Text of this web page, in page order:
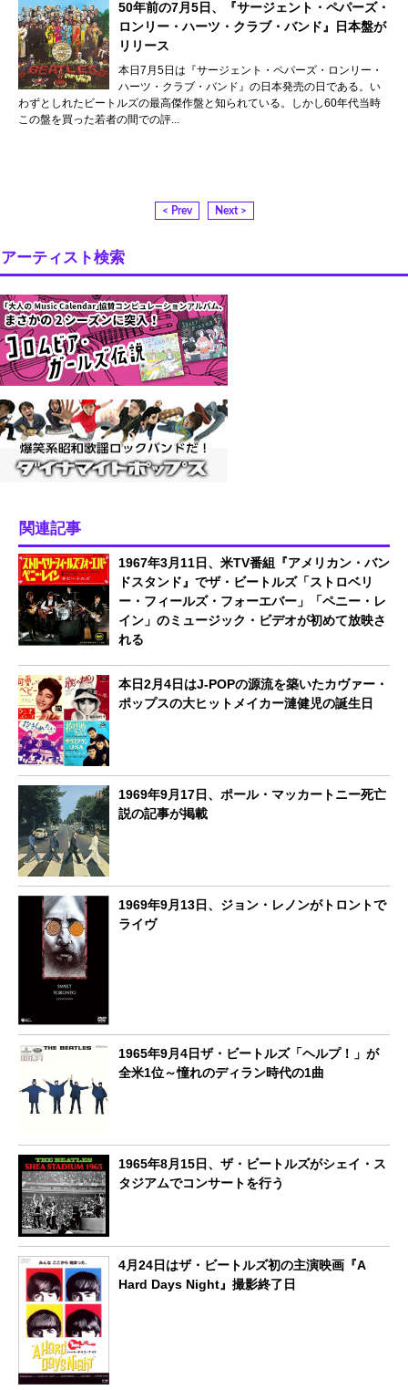
50年前の7月5日、『サージェント・ペパーズ・
ロンリー・ハーツ・クラブ・バンド』日本盤が
リリース
本日7月5日は『サージェント・ペパーズ・ロンリー・
ハーツ・クラブ・バンド』の日本発売の日である。い
わずとしれたビートルズの最高傑作盤と知られている。しかし60年代当時
この盤を買った若者の間での評...
< Prev Next >
アーティスト検索
関連記事
1967年3月11日、米TV番組『アメリカン・バン
ドスタンド』でザ・ビートルズ「ストロベリ
ー・フィールズ・フォーエバー」「ペニー・レ
イン」のミュージック・ビデオが初めて放映さ
れる
本日2月4日はJ-POPの源流を築いたカヴァー・
ポップスの大ヒットメイカー漣健児の誕生日
1969年9月17日、ポール・マッカートニー死亡
説の記事が掲載
1969年9月13日、ジョン・レノンがトロントで
ライヴ
1965年9月4日ザ・ビートルズ「ヘルプ！」が
全米1位～憧れのディラン時代の1曲
1965年8月15日、ザ・ビートルズがシェイ・ス
タジアムでコンサートを行う
4月24日はザ・ビートルズ初の主演映画『A
Hard Days Night』撮影終了日